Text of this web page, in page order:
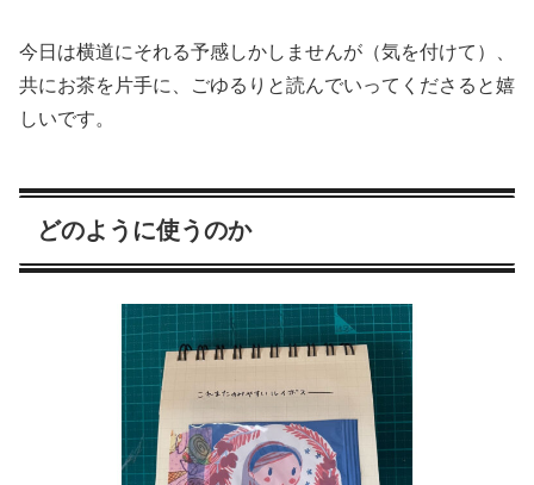
今日は横道にそれる予感しかしませんが（気を付けて）、
共にお茶を片手に、ごゆるりと読んでいってくださると嬉
しいです。
どのように使うのか